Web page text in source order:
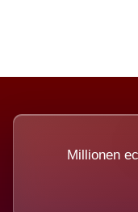
Millionen